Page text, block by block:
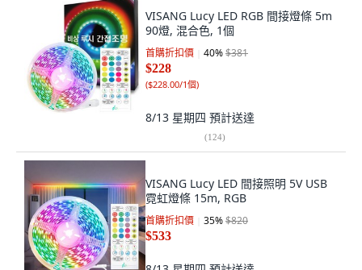
VISANG Lucy LED RGB 間接燈條 5m
90燈, 混合色, 1個
首購折扣價 40%$381
$228
($228.00/1個)
8/13 星期四 預計送達
(124)
VISANG Lucy LED 間接照明 5V USB
霓虹燈條 15m, RGB
首購折扣價 35%$820
$533